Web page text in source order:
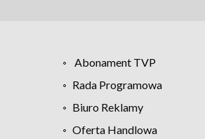
Abonament TVP
Rada Programowa
Biuro Reklamy
Oferta Handlowa